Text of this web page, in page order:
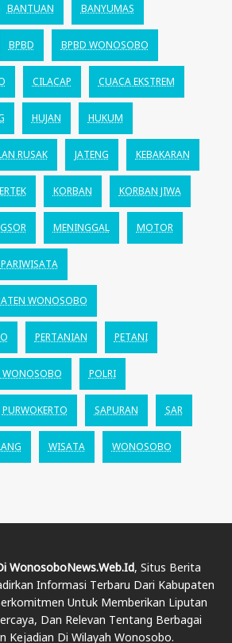
BANTUAN BANYUMAS
BPBD BPBD WONOSOBO
CILACAP CUACA EKSTREM
HUJAN HUKUM
RUSAK JATENG KEBAKARAN
KORBAN KORBAN JIWA
MENINGGAL MOTOR
PARIWISATA
WONOSOBO
PERTANIAN PETANI
WONOSOBO POLRI
PURWOKERTO SAPURAN SAR
WISATA WONOSOBO
WonosoboNews.web.id, Situs Berita
Informasi Terbaru Dari Kabupaten
Untuk Memberikan Liputan
Dan Relevan Tentang Berbagai
Kejadian Di Wilayah Wonosobo.